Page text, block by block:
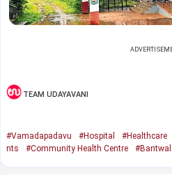
TEAM UDAYAVANI
#Vamadapadavu #Hospital #Healthcare
nts
#Community Health Centre #Bantwal